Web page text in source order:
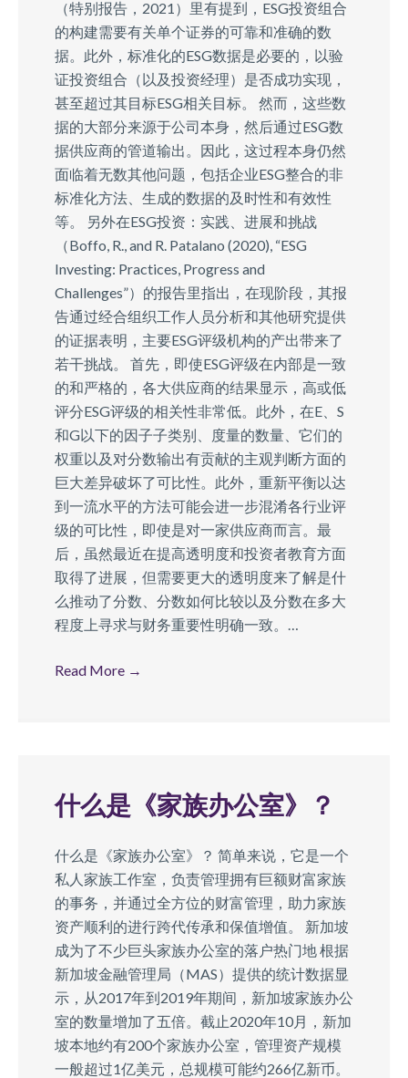
（特别报告，2021）里有提到，ESG投资组合
的构建需要有关单个证券的可靠和准确的数
据。此外，标准化的ESG数据是必要的，以验
证投资组合（以及投资经理）是否成功实现，
甚至超过其目标ESG相关目标。 然而，这些数
据的大部分来源于公司本身，然后通过ESG数
据供应商的管道输出。因此，这过程本身仍然
面临着无数其他问题，包括企业ESG整合的非
标准化方法、生成的数据的及时性和有效性
等。 另外在ESG投资：实践、进展和挑战
（Boffo, R., and R. Patalano (2020), “ESG
Investing: Practices, Progress and
Challenges”）的报告里指出，在现阶段，其报
告通过经合组织工作人员分析和其他研究提供
的证据表明，主要ESG评级机构的产出带来了
若干挑战。 首先，即使ESG评级在内部是一致
的和严格的，各大供应商的结果显示，高或低
评分ESG评级的相关性非常低。此外，在E、S
和G以下的因子子类别、度量的数量、它们的
权重以及对分数输出有贡献的主观判断方面的
巨大差异破坏了可比性。此外，重新平衡以达
到一流水平的方法可能会进一步混淆各行业评
级的可比性，即使是对一家供应商而言。最
后，虽然最近在提高透明度和投资者教育方面
取得了进展，但需要更大的透明度来了解是什
么推动了分数、分数如何比较以及分数在多大
程度上寻求与财务重要性明确一致。…
Read More →
什么是《家族办公室》？
什么是《家族办公室》？ 简单来说，它是一个
私人家族工作室，负责管理拥有巨额财富家族
的事务，并通过全方位的财富管理，助力家族
资产顺利的进行跨代传承和保值增值。 新加坡
成为了不少巨头家族办公室的落户热⻔地 根据
新加坡金融管理局（MAS）提供的统计数据显
示，从2017年到2019年期间，新加坡家族办公
室的数量增加了五倍。截⽌2020年10⽉，新加
坡本地约有200个家族办公室，管理资产规模
一般超过1亿美元，总规模可能约266亿新币。